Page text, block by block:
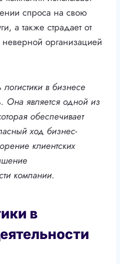
спроса на свою
а также страдает от
организацией
в бизнесе
Она является одной из
обеспечивает
ход бизнес-
клиентских
компании.
в